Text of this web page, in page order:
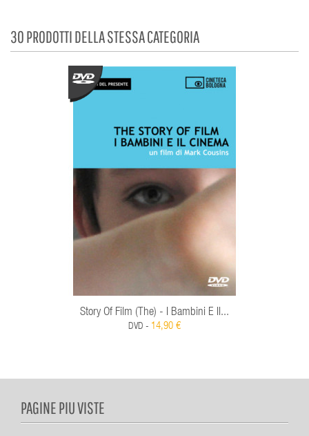
30 PRODOTTI DELLA STESSA CATEGORIA
Story Of Film (The) - I Bambini E Il...
DVD - 14,90 €
PAGINE PIU VISTE